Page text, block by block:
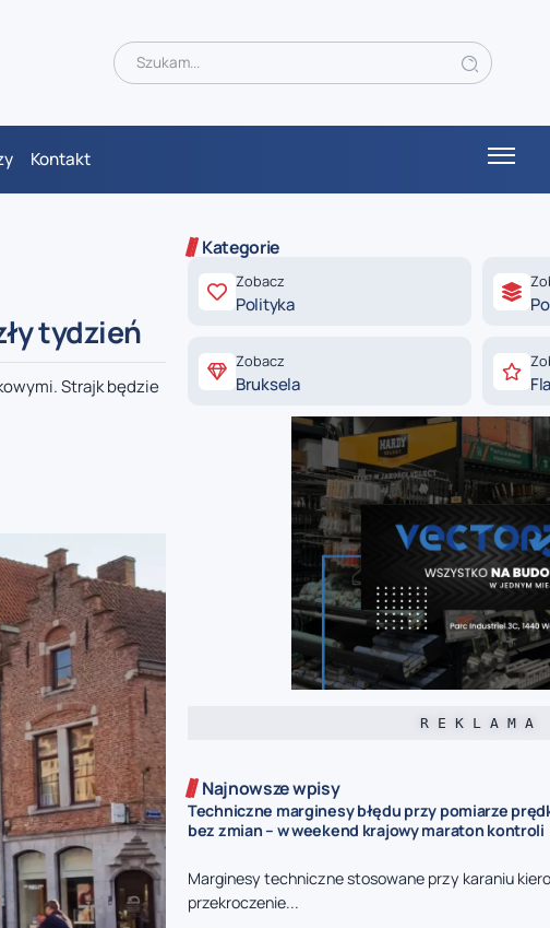
Kontakt
tydzień
Strajk będzie
Kategorie
Zobacz
Polityka
Zobacz
Bruksela
R E K L A M A
Najnowsze wpisy
Techniczne marginesy błędu przy pomiarze
bez zmian – w weekend krajowy maraton kontroli
Marginesy techniczne stosowane przy karaniu
przekroczenie...